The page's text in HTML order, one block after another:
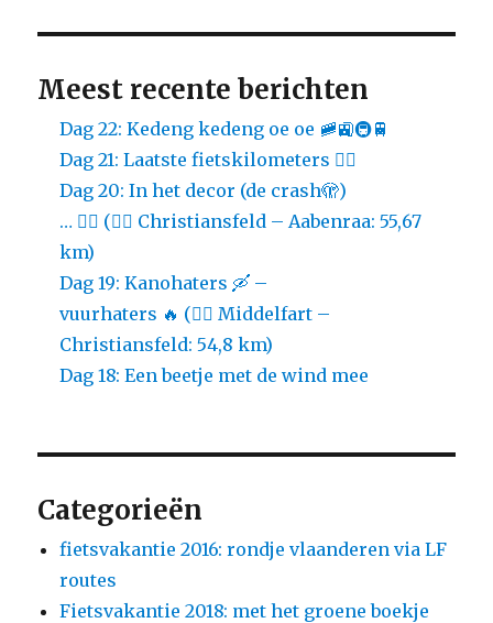
Meest recente berichten
Dag 22: Kedeng kedeng oe oe 🚞🚉🚇🚆
Dag 21: Laatste fietskilometers 🚴‍♀️
Dag 20: In het decor (de crash🫣)
… 🚴‍♀️ (🚴‍♀️ Christiansfeld – Aabenraa: 55,67
km)
Dag 19: Kanohaters 🛶 –
vuurhaters 🔥 (🚴‍♀️ Middelfart –
Christiansfeld: 54,8 km)
Dag 18: Een beetje met de wind mee
Categorieën
fietsvakantie 2016: rondje vlaanderen via LF
routes
Fietsvakantie 2018: met het groene boekje